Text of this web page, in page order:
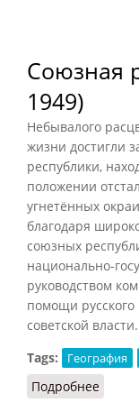
Союзная
1949)
Небывалого
жизни достигли
республики,
положении
угнетённых
благодаря
союзных
национально-
руководством
помощи
советской
Tags:
География
Подробнее